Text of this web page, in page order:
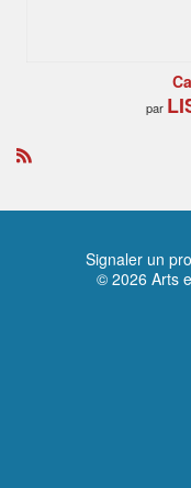
par
Signaler un
© 2026 Arts